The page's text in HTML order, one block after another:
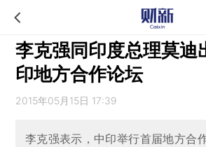
李克强同印度总理莫迪
印地方合作论坛
2015年05月15日 17:39
李克强表示，中印举行首届地方合